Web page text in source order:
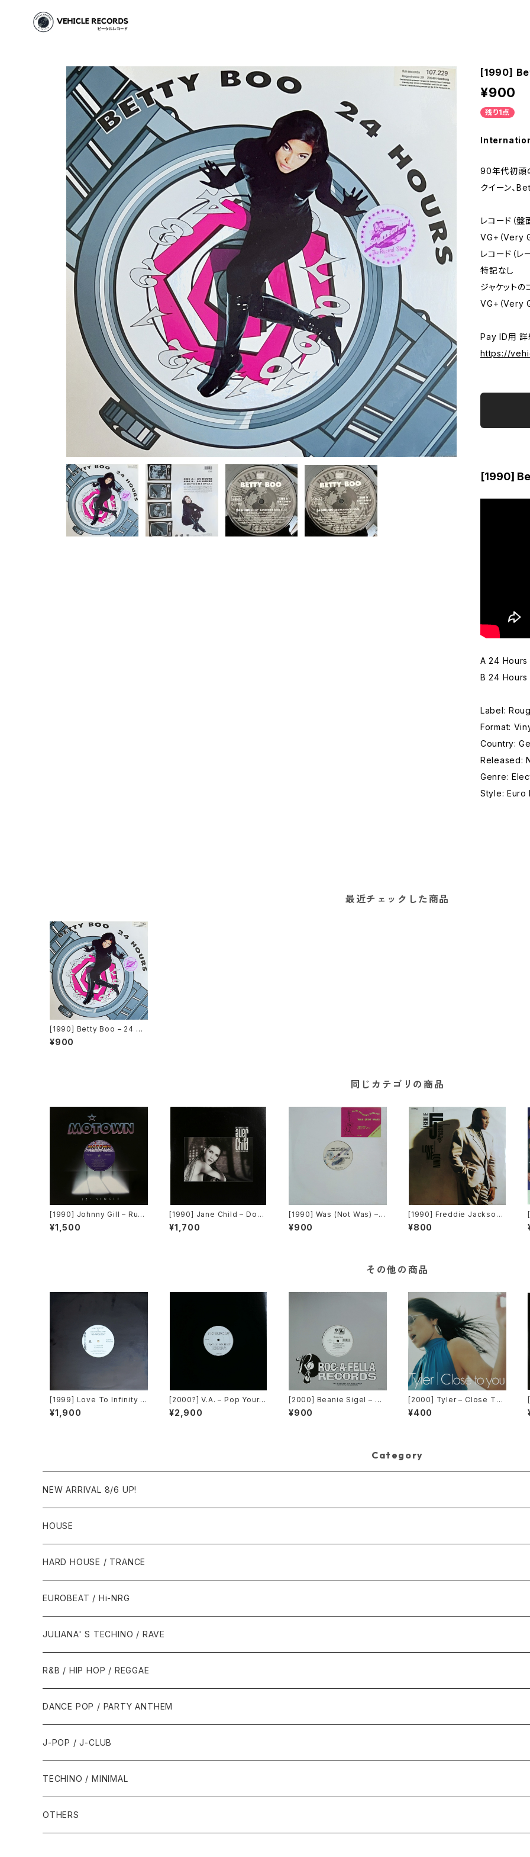
[1990]
¥900
残り1点
90年代初頭
クイーン、
レコード（盤
VG+（Very
レコード（レ
特記なし
ジャケットの
VG+（Very
Pay ID用 詳
https://
[1990]
A 24
B 24
Label:
Format:
Country:
Released:
Genre:
Style: Euro
最近チェックした商品
[1990] Betty Boo – 24 Ho
urs [Rough Trade]
¥900
同じカテゴリの商品
[1990] Johnny Gill – Rub
You The Right Way [Mot
own]
¥1,500
[1990] Jane Child – Don't
Wanna Fall In Love [Warn
er Bros. Records]
¥1,700
[1990] Was (Not Was) – H
ow The Heart Behaves
[Chrysalis][PROMO]
¥900
[1990] Freddie Jackson
– Love Me Down [Capitol
Records]
¥800
その他の商品
[1999] Love To Infinity v
s Loleatta Holloway – No
Apology [Brothers][PRO
¥1,900
[2000?] V.A. – Pop Your C
ollar / Can't Go For That
[Not On Label][PROMO]
¥2,900
[2000] Beanie Sigel – Re
member Them Days / Ra
w & Uncut [Roc-A-Fella
¥900
[2000] Tyler – Close To
You [Belo Records]
¥400
Category
NEW ARRIVAL 8/6 UP!
HOUSE
1980年代
1987年・以前
1988年
1990年代
1990年
1991年
1996年
2000年代
2000年
2001年
2010年代
2010年
2011年
HARD HOUSE / TRANCE
1990年代
1994年・以前
1995年
2000年代
2000年
2001年
EUROBEAT / Hi-NRG
1980年代
1986年・以前
1987年
1990年代
1990年
1991年
2000年代
JULIANA' S TECHINO / RAVE
1990年代
1990年
1991年
2000年代
2000年
2001年
R&B / HIP HOP / REGGAE
1980年代
1985年・以前
1986年
1990年代
1990年
1991年
2000年代
2000年
DANCE POP / PARTY ANTHEM
1980年代
1988年・以前
1989年
1990年代
1990年
2000年代
J-POP / J-CLUB
1980年代
1990年代
TECHINO / MINIMAL
OTHERS